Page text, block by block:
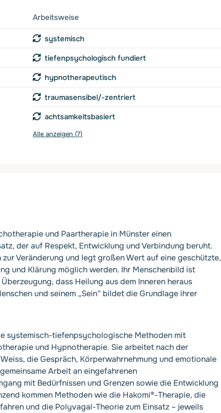
Arbeitsweise
systemisch
tiefenpsychologisch fundiert
hypnotherapeutisch
traumasensibel/-zentriert
achtsamkeitsbasiert
Alle anzeigen (7)
und Paartherapie in Münster einen
der auf Respekt, Entwicklung und Verbindung beruht.
Veränderung und legt großen Wert auf eine geschützte,
und Klärung möglich werden. Ihr Menschenbild ist
dass Heilung aus dem Inneren heraus
und seinem „Sein“ bildet die Grundlage ihrer
systemisch-tiefenpsychologische Methoden mit
und Hypnotherapie. Sie arbeitet nach der
die Gespräch, Körperwahrnehmung und emotionale
Arbeit an eingefahrenen
mit Bedürfnissen und Grenzen sowie die Entwicklung
kommen Methoden wie die Hakomi®-Therapie, die
und die Polyvagal-Theorie zum Einsatz – jeweils